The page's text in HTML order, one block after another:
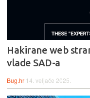
Hakirane web
vlade SAD-a
Bug.hr 14. veljače 2025.